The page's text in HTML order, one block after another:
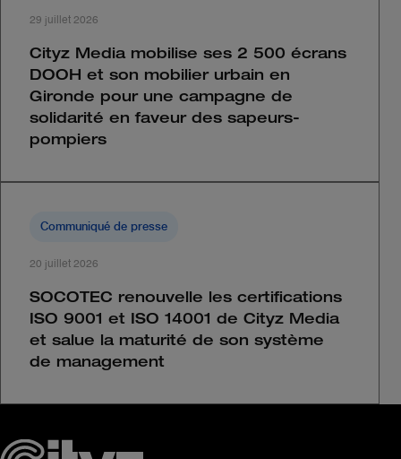
29 juillet 2026
Cityz Media mobilise ses 2 500 écrans
DOOH et son mobilier urbain en
Gironde pour une campagne de
solidarité en faveur des sapeurs-
pompiers
Communiqué de presse
20 juillet 2026
SOCOTEC renouvelle les certifications
ISO 9001 et ISO 14001 de Cityz Media
et salue la maturité de son système
de management